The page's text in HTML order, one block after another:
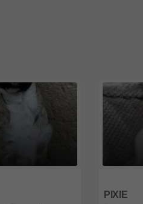
PIXIE